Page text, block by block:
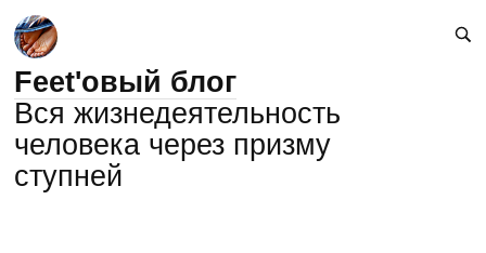
Feet'овый блог
Вся жизнедеятельность
человека через призму
ступней